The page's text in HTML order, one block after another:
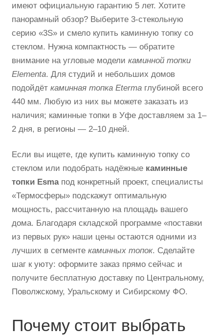
имеют официальную гарантию 5 лет. Хотите
панорамный обзор? Выберите 3-стекольную
серию «3S» и смело купить каминную топку со
стеклом. Нужна компактность — обратите
внимание на угловые модели каминной топки
Elementa. Для студий и небольших домов
подойдёт каминная топка Eterma глубиной всего
440 мм. Любую из них вы можете заказать из
наличия; каминные топки в Уфе доставляем за 1–
2 дня, в регионы — 2–10 дней.
Если вы ищете, где купить каминную топку со
стеклом или подобрать надёжные каминные
топки Esmaпод конкретный проект, специалисты
«Термосферы» подскажут оптимальную
мощность, рассчитанную на площадь вашего
дома. Благодаря складской программе «поставки
из первых рук» наши цены остаются одними из
лучших в сегменте каминных топок. Сделайте
шаг к уюту: оформите заказ прямо сейчас и
получите бесплатную доставку по Центральному,
Поволжскому, Уральскому и Сибирскому ФО.
Почему стоит выбрать